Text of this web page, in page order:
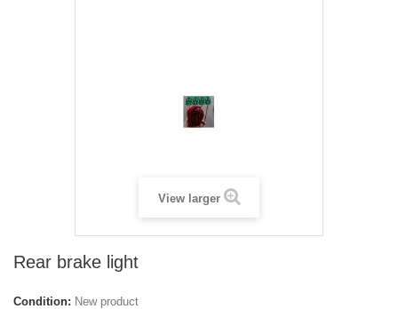
View larger
Rear brake light
Condition: New product